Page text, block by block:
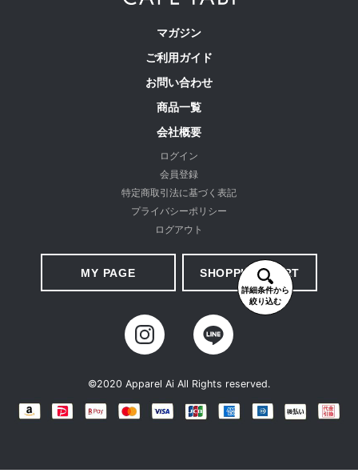
詳細条件から
絞り込む
マガジン
ご利用ガイド
お問い合わせ
商品一覧
会社概要
ログイン
会員登録
特定商取引法に基づく表記
プライバシーポリシー
ログアウト
MY PAGE SHOPPING CART
©2020 Apparel Ai All Rights reserved.